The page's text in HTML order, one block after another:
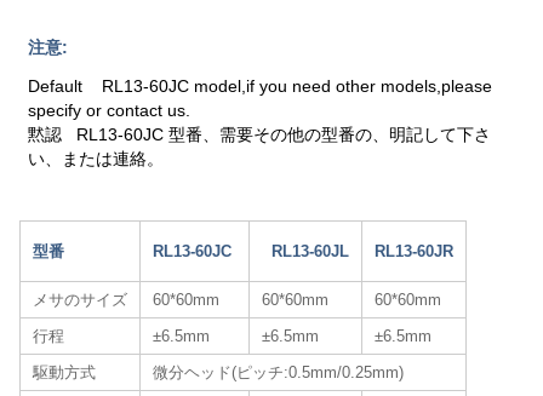
注意:
Default RL13-60JC model,if you need other models,please
specify or contact us.
黙認 RL13-60JC 型番、需要その他の型番の、明記して下さ
い、または連絡。
型番 RL13-60JC RL13-60JL RL13-60JR
メサのサイズ 60*60mm 60*60mm
60*60mm
行程
±6.5mm ±6.5mm
±6.5mm
駆動方式
微分ヘッド(ピッチ:0.5mm/0.25mm)